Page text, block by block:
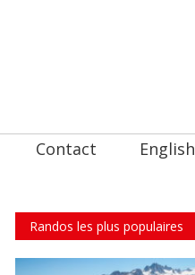
Contact English
Randos les plus populaires